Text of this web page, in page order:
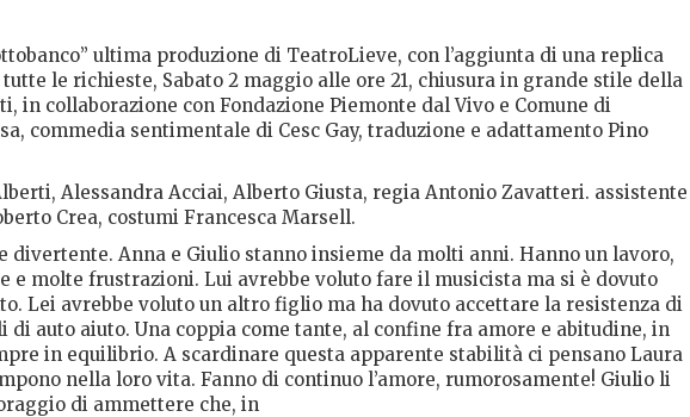
ultima produzione di TeatroLieve, con l’aggiunta di una replica
le richieste, Sabato 2 maggio alle ore 21, chiusura in grande stile della
in collaborazione con Fondazione Piemonte dal Vivo e Comune di
commedia sentimentale di Cesc Gay, traduzione e adattamento Pino
Alessandra Acciai, Alberto Giusta, regia Antonio Zavatteri. assistente
Crea, costumi Francesca Marsell.
divertente. Anna e Giulio stanno insieme da molti anni. Hanno un lavoro,
e molte frustrazioni. Lui avrebbe voluto fare il musicista ma si è dovuto
Lei avrebbe voluto un altro figlio ma ha dovuto accettare la resistenza di
di auto aiuto. Una coppia come tante, al confine fra amore e abitudine, in
in equilibrio. A scardinare questa apparente stabilità ci pensano Laura
nella loro vita. Fanno di continuo l’amore, rumorosamente! Giulio li
di ammettere che, in